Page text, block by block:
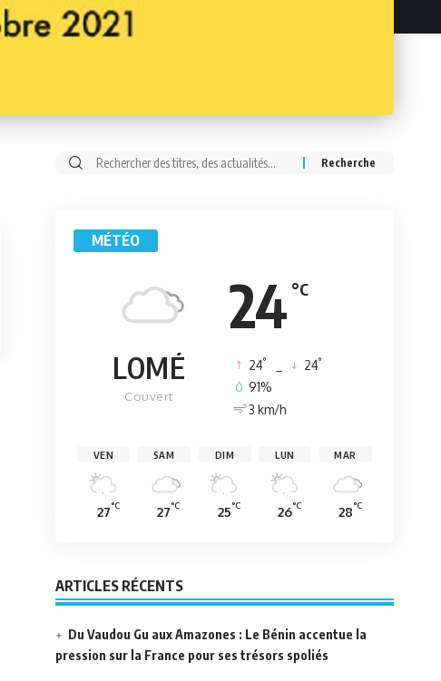
Rechercher:
MÉTÉO
24 °C
LOMÉ
Couvert
24° 24°
91%
3 km/h
VEN
27°C
SAM
27°C
DIM
25°C
LUN
26°C
MAR
28°C
ARTICLES RÉCENTS
Du Vaudou Gu aux Amazones : Le Bénin accentue la
pression sur la France pour ses trésors spoliés